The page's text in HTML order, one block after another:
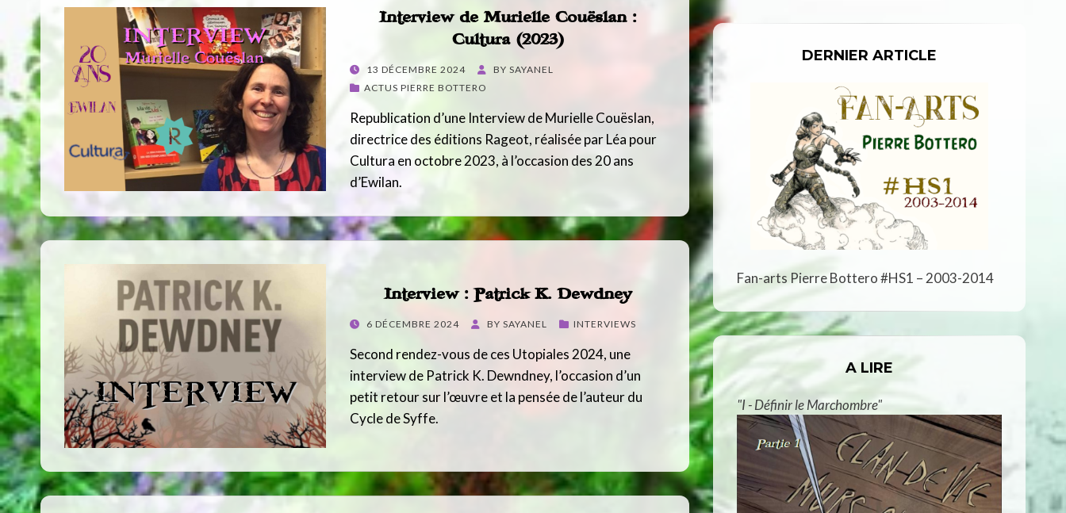
Interview de Murielle Couëslan :
Cultura (2023)
POSTED
ON
13 DÉCEMBRE 2024 BY SAYANEL
ACTUS PIERRE BOTTERO
Republication d’une Interview de Murielle Couëslan,
directrice des éditions Rageot, réalisée par Léa pour
Cultura en octobre 2023, à l’occasion des 20 ans
d’Ewilan.
Interview : Patrick K. Dewdney
POSTED6 DÉCEMBRE 2024 BY SAYANEL INTERVIEWS
Second rendez-vous de ces Utopiales 2024, une
interview de Patrick K. Dewndney, l’occasion d’un
petit retour sur l’œuvre et la pensée de l’auteur du
Cycle de Syffe.
DERNIER ARTICLE
Fan-arts Pierre Bottero #HS1 – 2003-2014
A LIRE
"I - Définir le Marchombre"